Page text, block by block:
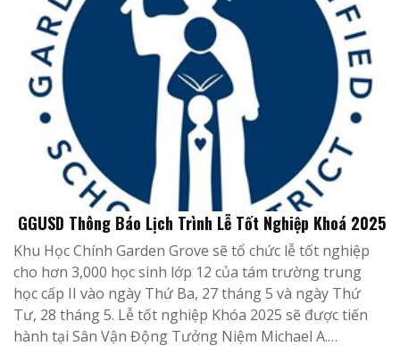
GGUSD Thông Báo Lịch Trình Lễ Tốt Nghiệp Khoá 2025
Khu Học Chính Garden Grove sẽ tổ chức lễ tốt nghiệp
cho hơn 3,000 học sinh lớp 12 của tám trường trung
học cấp II vào ngày Thứ Ba, 27 tháng 5 và ngày Thứ
Tư, 28 tháng 5. Lễ tốt nghiệp Khóa 2025 sẽ được tiến
hành tại Sân Vận Động Tưởng Niệm Michael A.…